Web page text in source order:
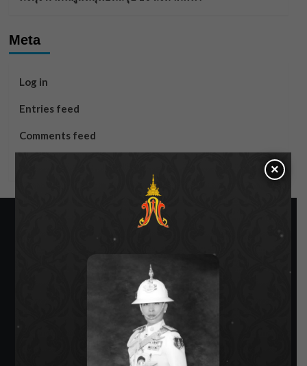
Meta
Log in
Entries feed
Comments feed
SIAMRATH VARIETY
×